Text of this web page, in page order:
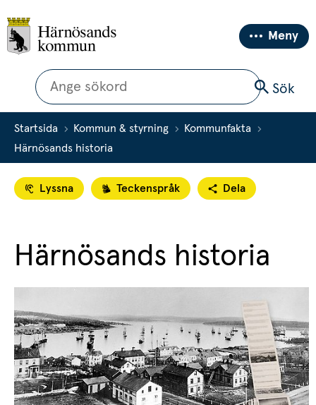
Meny
Sök
Sök
Startsida Kommun & styrning
Kommunfakta
Härnösands historia
Lyssna Teckenspråk Dela
Härnösands historia